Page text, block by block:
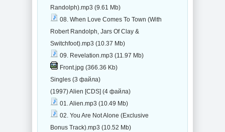
Randolph).mp3 (9.61 Mb)
08. When Love Comes To Town (With
Robert Randolph, Jars Of Clay &
Switchfoot).mp3 (10.37 Mb)
09. Revelation.mp3 (11.97 Mb)
Front.jpg (366.36 Kb)
Singles (3 файла)
(1997) Alien [CDS] (4 файла)
01. Alien.mp3 (10.49 Mb)
02. You Are Not Alone (Exclusive
Bonus Track).mp3 (10.52 Mb)